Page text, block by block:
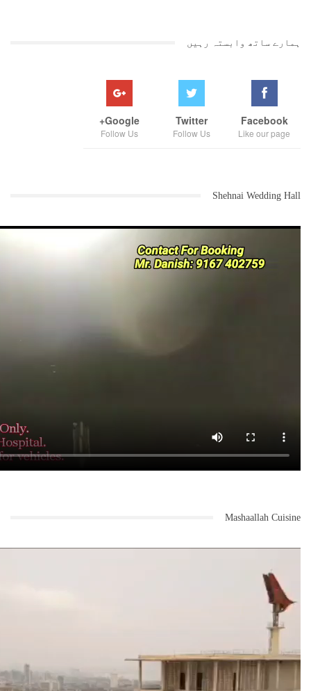
ہمارے ساتھ وابستہ رہیں
Facebook
Like our page
Twitter
Follow Us
Google+
Follow Us
Shehnai Wedding Hall
Mashaallah Cuisine